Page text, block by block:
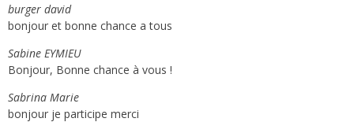
burger david
bonjour et bonne chance a tous
Sabine EYMIEU
Bonjour, Bonne chance à vous !
Sabrina Marie
bonjour je participe merci